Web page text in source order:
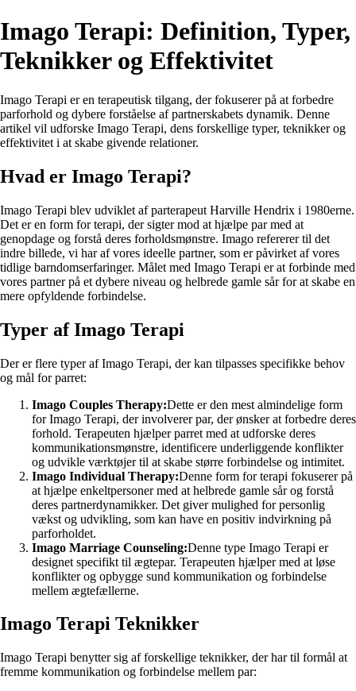
Imago Terapi: Definition, Typer,
Teknikker og Effektivitet
Imago Terapi er en terapeutisk tilgang, der fokuserer på at forbedre
parforhold og dybere forståelse af partnerskabets dynamik. Denne
artikel vil udforske Imago Terapi, dens forskellige typer, teknikker og
effektivitet i at skabe givende relationer.
Hvad er Imago Terapi?
Imago Terapi blev udviklet af parterapeut Harville Hendrix i 1980erne.
Det er en form for terapi, der sigter mod at hjælpe par med at
genopdage og forstå deres forholdsmønstre. Imago refererer til det
indre billede, vi har af vores ideelle partner, som er påvirket af vores
tidlige barndomserfaringer. Målet med Imago Terapi er at forbinde med
vores partner på et dybere niveau og helbrede gamle sår for at skabe en
mere opfyldende forbindelse.
Typer af Imago Terapi
Der er flere typer af Imago Terapi, der kan tilpasses specifikke behov
og mål for parret:
Imago Couples Therapy:Dette er den mest almindelige form
for Imago Terapi, der involverer par, der ønsker at forbedre deres
forhold. Terapeuten hjælper parret med at udforske deres
kommunikationsmønstre, identificere underliggende konflikter
og udvikle værktøjer til at skabe større forbindelse og intimitet.
Imago Individual Therapy:Denne form for terapi fokuserer på
at hjælpe enkeltpersoner med at helbrede gamle sår og forstå
deres partnerdynamikker. Det giver mulighed for personlig
vækst og udvikling, som kan have en positiv indvirkning på
parforholdet.
Imago Marriage Counseling:Denne type Imago Terapi er
designet specifikt til ægtepar. Terapeuten hjælper med at løse
konflikter og opbygge sund kommunikation og forbindelse
mellem ægtefællerne.
Imago Terapi Teknikker
Imago Terapi benytter sig af forskellige teknikker, der har til formål at
fremme kommunikation og forbindelse mellem par: